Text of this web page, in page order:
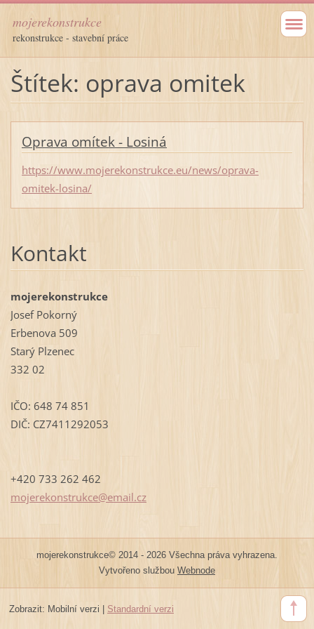
mojerekonstrukce
rekonstrukce - stavební práce
Štítek: oprava omitek
Oprava omítek - Losiná
https://www.mojerekonstrukce.eu/news/oprava-
omitek-losina/
Kontakt
mojerekonstrukce
Josef Pokorný
Erbenova 509
Starý Plzenec
332 02
IČO: 648 74 851
DIČ: CZ7411292053
+420 733 262 462
mojerekonstrukce@email.cz
mojerekonstrukce© 2014 - 2026 Všechna práva vyhrazena.
Vytvořeno službou Webnode
Zobrazit: Mobilní verzi Standardní verzi